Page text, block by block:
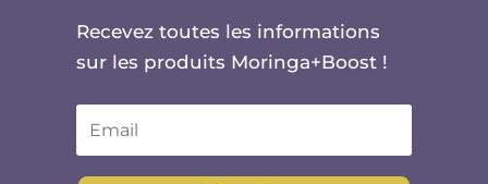
Recevez toutes les informations
sur les produits Moringa+Boost !